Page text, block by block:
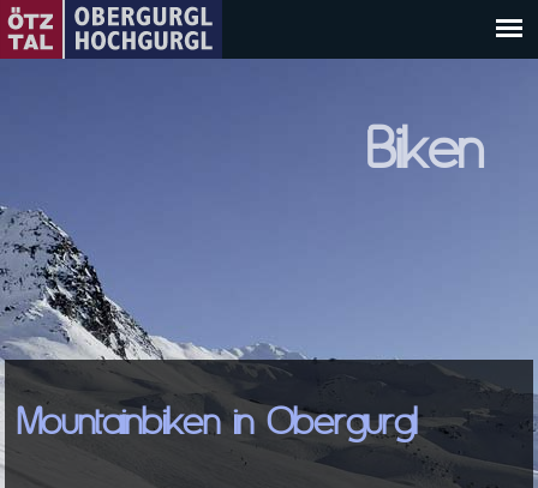
Biken
Mountainbiken in Obergurgl